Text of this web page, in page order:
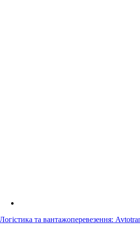
Логістика та вантажоперевезення: